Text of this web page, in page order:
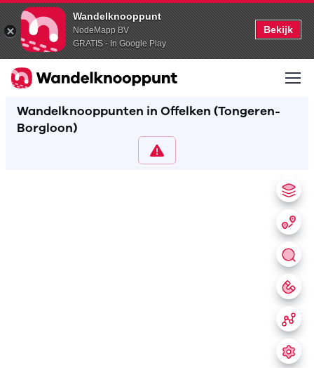
Wandelknooppunt
NodeMapp BV
GRATIS - In Google Play
Bekijk
Wandelknooppunten in Offelken (Tongeren-
Borgloon)